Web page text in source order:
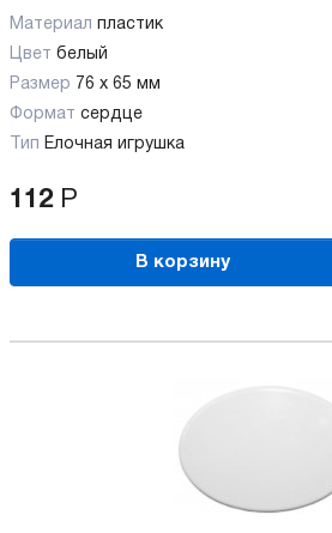
Материал пластик
Цвет белый
Размер 76 x 65 мм
Формат сердце
Тип Елочная игрушка
112 Р
В корзину